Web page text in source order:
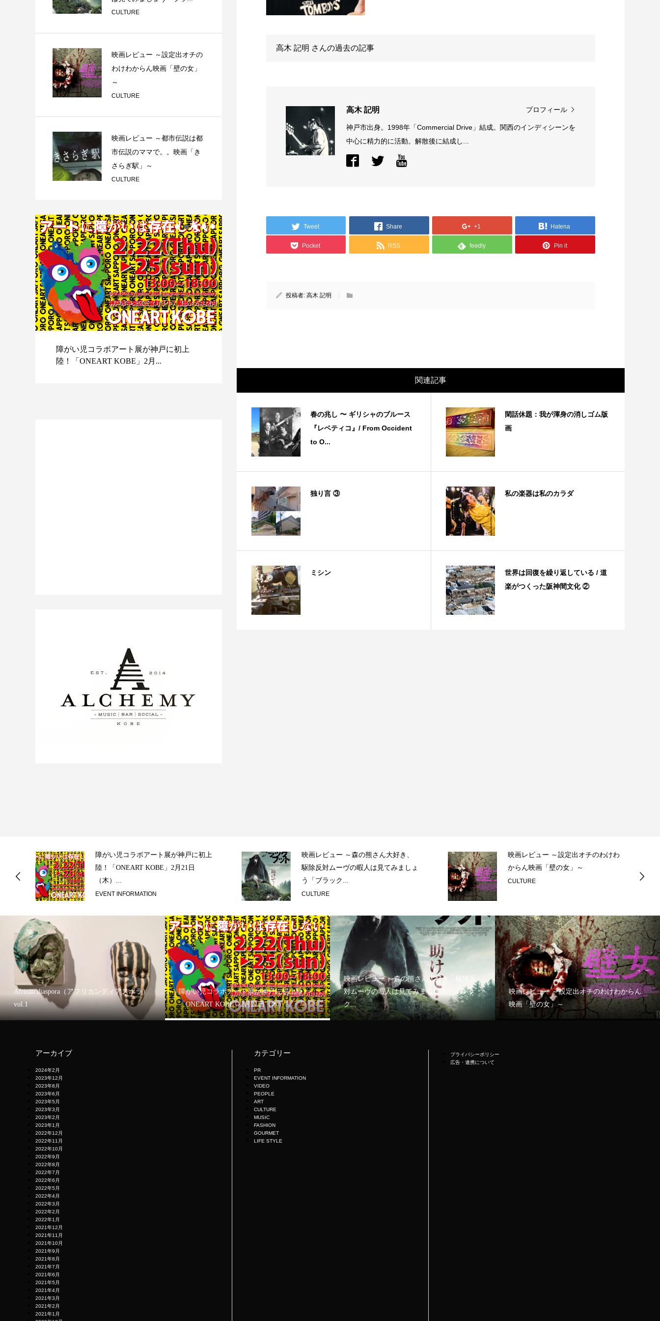
高木 記明 さんの過去の記事
高木 記明 プロフィール
神戸市出身。1998年「Commercial Drive」結成。関西のインディシーンを
中心に精力的に活動。解散後に結成し...
Tweet Share +1 Hatena
Pocket RSS feedly Pin it
投稿者:高木 記明
関連記事
春の兆し 〜 ギリシャのブルース
『レベティコ』/ From Occident
to O...
閑話休題：我が渾身の消しゴム版
画
独り言 ③ 私の楽器は私のカラダ
ミシン
世界は回復を繰り返している / 道
楽がつくった阪神間文化 ②
CULTURE
映画レビュー ～設定出オチの
わけわからん映画「壁の女」
～
CULTURE
映画レビュー ～都市伝説は都
市伝説のママで。。映画「き
さらぎ駅」～
CULTURE
障がい児コラボアート展が神戸に初上
陸！「ONEART KOBE」2月...
映画レビュー ～森の熊さん大好き、駆除
映画レビュー ～設定出オチのわけわから
ん映画「壁の女」～
映画レビュ
障がい児コラボアート展が神戸に初上
陸！「ONEART KOBE」2月21日
（木）...
EVENT INFORMATION
映画レビュー ～森の熊さん大好き、
駆除反対ムーヴの暇人は見てみましょ
う「ブラック...
CULTURE
映画レビュー ～設定出オチのわけわ
からん映画「壁の女」～
CULTURE
African diaspora（アフリカンディアスポラ）
vol.1
障がい児コラボアート展が神戸に初上陸！
「ONEART KOBE」2月21日（木）...
映画レビュー ～森の熊さん大好き、駆除反
対ムーヴの暇人は見てみましょう「ブラッ
ク...
映画レビュー ～設定出オチのわけわからん
映画「壁の女」～
アーカイブ
2024年2月
2023年12月
2023年8月
2023年6月
2023年5月
2023年3月
2023年2月
2023年1月
2022年12月
2022年11月
2022年10月
2022年9月
2022年8月
2022年7月
2022年6月
2022年5月
2022年4月
2022年3月
2022年2月
2022年1月
2021年12月
2021年11月
2021年10月
2021年9月
2021年8月
2021年7月
2021年6月
2021年5月
2021年4月
2021年3月
2021年2月
2021年1月
カテゴリー
PR
EVENT INFORMATION
VIDEO
PEOPLE
ART
CULTURE
MUSIC
FASHION
GOURMET
LIFE STYLE
プライバシーポリシー
広告・連携について